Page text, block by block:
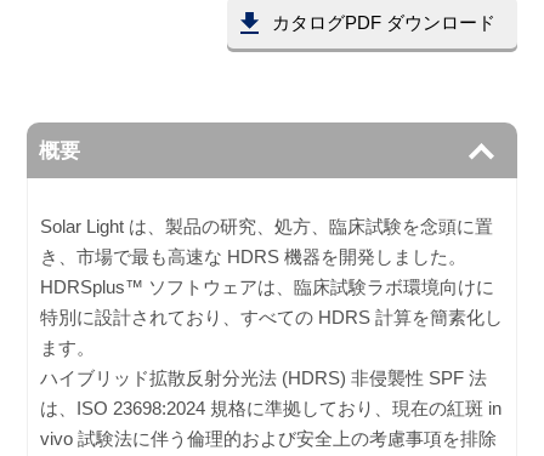
カタログPDF ダウンロード
概要
Solar Light は、製品の研究、処方、臨床試験を念頭に置
き、市場で最も高速な HDRS 機器を開発しました。
HDRSplus™ ソフトウェアは、臨床試験ラボ環境向けに
特別に設計されており、すべての HDRS 計算を簡素化し
ます。
ハイブリッド拡散反射分光法 (HDRS) 非侵襲性 SPF 法
は、ISO 23698:2024 規格に準拠しており、現在の紅斑 in
vivo 試験法に伴う倫理的および安全上の考慮事項を排除